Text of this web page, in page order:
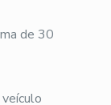
de 30